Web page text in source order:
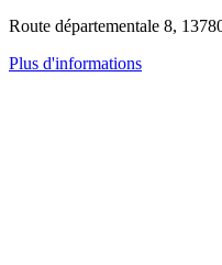
Route départementale 8,
Plus d'informations